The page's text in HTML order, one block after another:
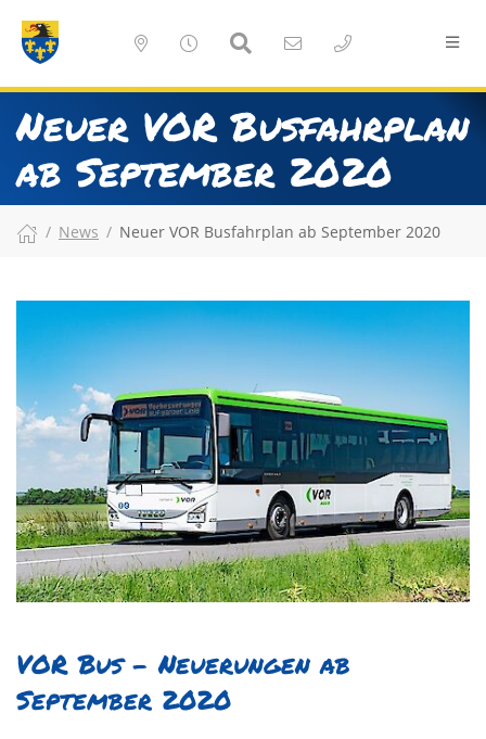
Neuer VOR Busfahrplan
ab September 2020
News Neuer VOR Busfahrplan ab September 2020
VOR Bus - Neuerungen ab
September 2020